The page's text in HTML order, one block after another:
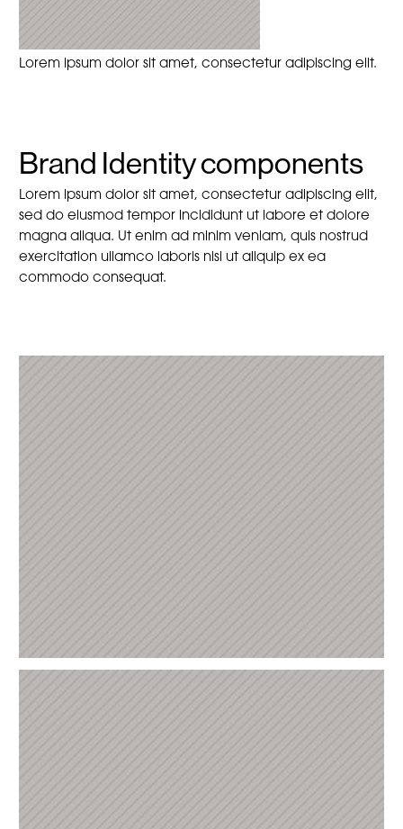
Lorem ipsum dolor sit amet, consectetur adipiscing elit.
Brand Identity components
Lorem ipsum dolor sit amet, consectetur adipiscing elit,
sed do eiusmod tempor incididunt ut labore et dolore
magna aliqua. Ut enim ad minim veniam, quis nostrud
exercitation ullamco laboris nisi ut aliquip ex ea
commodo consequat.